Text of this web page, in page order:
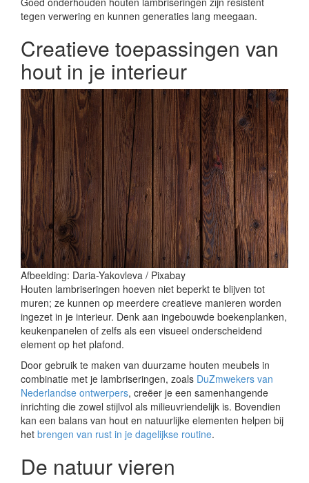
tegen verwering en kunnen generaties lang meegaan.
Creatieve toepassingen van
hout in je interieur
Afbeelding: Daria-Yakovleva / Pixabay
Houten lambriseringen hoeven niet beperkt te blijven tot
muren; ze kunnen op meerdere creatieve manieren worden
ingezet in je interieur. Denk aan ingebouwde boekenplanken,
keukenpanelen of zelfs als een visueel onderscheidend
element op het plafond.
Door gebruik te maken van duurzame houten meubels in
combinatie met je lambriseringen, zoals DuZmwekers van
Nederlandse ontwerpers, creëer je een samenhangende
inrichting die zowel stijlvol als milieuvriendelijk is. Bovendien
kan een balans van hout en natuurlijke elementen helpen bij
het brengen van rust in je dagelijkse routine.
De natuur vieren